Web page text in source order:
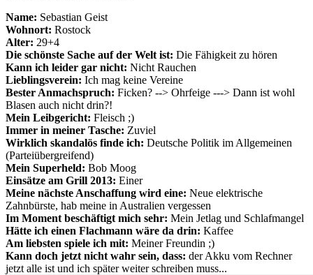
Name: Sebastian Geist
Wohnort: Rostock
Alter: 29+4
Die schönste Sache auf der Welt ist: Die Fähigkeit zu hören
Kann ich leider gar nicht: Nicht Rauchen
Lieblingsverein: Ich mag keine Vereine
Bester Anmachspruch: Ficken? --> Ohrfeige ---> Dann ist wohl
Blasen auch nicht drin?!
Mein Leibgericht: Fleisch ;)
Immer in meiner Tasche: Zuviel
Wirklich skandalös finde ich: Deutsche Politik im Allgemeinen
(Parteiübergreifend)
Mein Superheld: Bob Moog
Einsätze am Grill 2013: Einer
Meine nächste Anschaffung wird eine: Neue elektrische
Zahnbürste, hab meine in Australien vergessen
Im Moment beschäftigt mich sehr: Mein Jetlag und Schlafmangel
Hätte ich einen Flachmann wäre da drin: Kaffee
Am liebsten spiele ich mit: Meiner Freundin ;)
Kann doch jetzt nicht wahr sein, dass: der Akku vom Rechner
jetzt alle ist und ich später weiter schreiben muss...